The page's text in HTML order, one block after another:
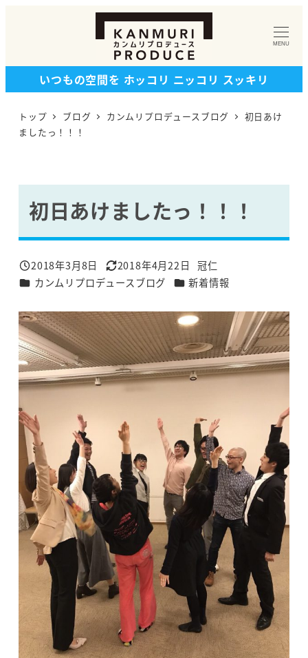
ン
MENU
いつもの空間を ホッコリ ニッコリ スッキリ
トップ ブログ カンムリプロデュースブログ
初日あけ
ましたっ！！！
初日あけましたっ！！！
投稿日
2018年3月8日
更新日
2018年4月22日
著
者
冠仁
カテゴリー
カンムリプロデュースブログ カテゴリー
新着情報